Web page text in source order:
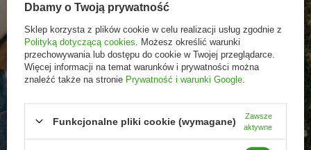
Dbamy o Twoją prywatność
Sklep korzysta z plików cookie w celu realizacji usług zgodnie z
Polityką dotyczącą cookies . Możesz określić warunki
przechowywania lub dostępu do cookie w Twojej przeglądarce.
Więcej informacji na temat warunków i prywatności można
znaleźć także na stronie Prywatność i warunki Google
Funkcjonalne pliki cookie (wymagane)
Zawsze
aktywne